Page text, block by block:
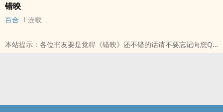
错映
百合 连载
本站提示：各位书友要是觉得《错映》还不错的话请不要忘记向您QQ